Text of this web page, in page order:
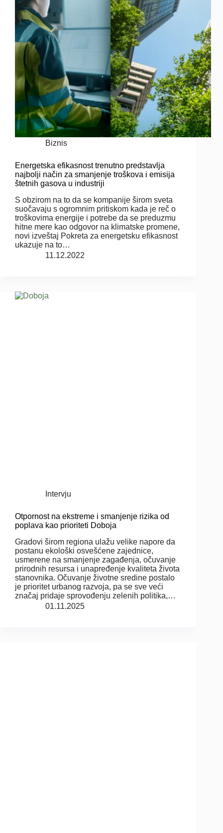
Biznis
Energetska efikasnost trenutno predstavlja
najbolji način za smanjenje troškova i emisija
štetnih gasova u industriji
S obzirom na to da se kompanije širom sveta
suočavaju s ogromnim pritiskom kada je reč o
troškovima energije i potrebe da se preduzmu
hitne mere kao odgovor na klimatske promene,
novi izveštaj Pokreta za energetsku efikasnost
ukazuje na to…
11.12.2022
Intervju
Otpornost na ekstreme i smanjenje rizika od
poplava kao prioriteti Doboja
Gradovi širom regiona ulažu velike napore da
postanu ekološki osvešćene zajednice,
usmerene na smanjenje zagađenja, očuvanje
prirodnih resursa i unapređenje kvaliteta života
stanovnika. Očuvanje životne sredine postalo
je prioritet urbanog razvoja, pa se sve veći
značaj pridaje sprovođenju zelenih politika,…
01.11.2025